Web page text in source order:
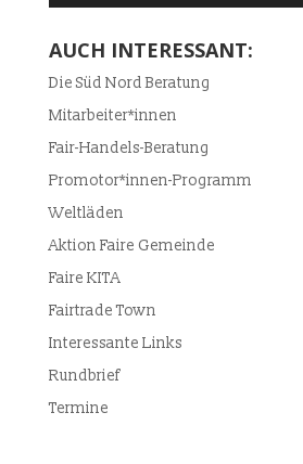
AUCH INTERESSANT:
Die Süd Nord Beratung
Mitarbeiter*innen
Fair-Handels-Beratung
Promotor*innen-Programm
Weltläden
Aktion Faire Gemeinde
Faire KITA
Fairtrade Town
Interessante Links
Rundbrief
Termine